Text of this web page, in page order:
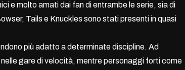
e molto amati dai fan di entrambe le serie, sia di
Tails e Knuckles sono stati presenti in quasi
più adatto a determinate discipline. Ad
gare di velocità, mentre personaggi forti come